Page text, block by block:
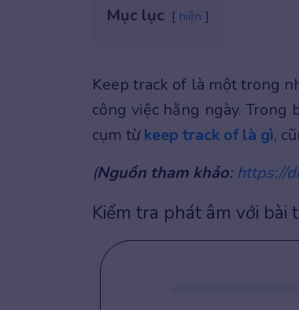
Mục lục hiện
Keep track of là một trong
công việc hằng ngày. Trong
cụm từkeep track of là gì,
(Nguồn tham khảo: https://
Kiểm tra phát âm với bài